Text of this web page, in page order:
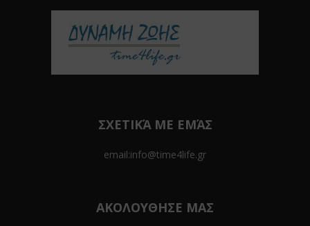
ΣΧΕΤΙΚΆ ΜΕ ΕΜΆΣ
email:info@time4life.gr
ΑΚΟΛΟΥΘΗΣΕ ΜΑΣ